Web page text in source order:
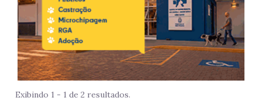
Exibindo 1 - 1 de 2 resultados.